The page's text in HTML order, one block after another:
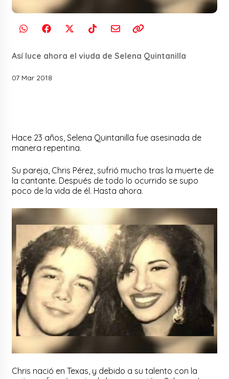
Así luce ahora el viuda de Selena Quintanilla
07 Mar 2018
Hace 23 años, Selena Quintanilla fue asesinada de
manera repentina.
Su pareja, Chris Pérez, sufrió mucho tras la muerte de
la cantante. Después de todo lo ocurrido se supo
poco de la vida de él. Hasta ahora.
Chris nació en Texas, y debido a su talento con la